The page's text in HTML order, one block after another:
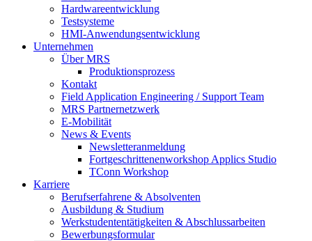
Hardwareentwicklung
Testsysteme
HMI-Anwendungsentwicklung
Unternehmen
Über MRS
Produktionsprozess
Kontakt
Field Application Engineering / Support Team
MRS Partnernetzwerk
E-Mobilität
News & Events
Newsletteranmeldung
Fortgeschrittenenworkshop Applics Studio
TConn Workshop
Karriere
Berufserfahrene & Absolventen
Ausbildung & Studium
Werkstudententätigkeiten & Abschlussarbeiten
Bewerbungsformular